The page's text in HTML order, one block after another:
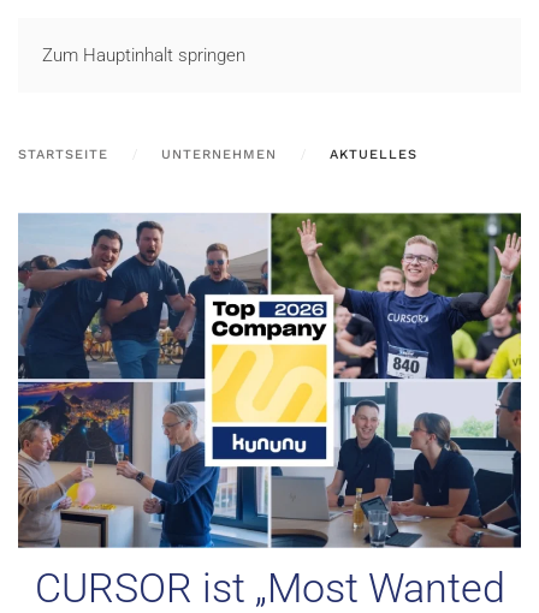
Zum Hauptinhalt springen
STARTSEITE UNTERNEHMEN AKTUELLES
CURSOR ist „Most Wanted